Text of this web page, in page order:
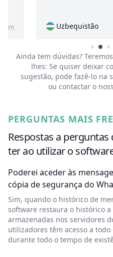
Rússia
Ainda tem dúvidas?
lhes: Se quiser deixar
sugestão, pode fazê-lo na
ou contactar o
PERGUNTAS MAIS
Respostas a
ter ao utilizar o
Poderei aceder às
cópia de segurança do
Sim, quando o histórico de
software restaura o histórico
armazenadas nos servidores
utilizadores têm acesso a
durante todo o tempo de